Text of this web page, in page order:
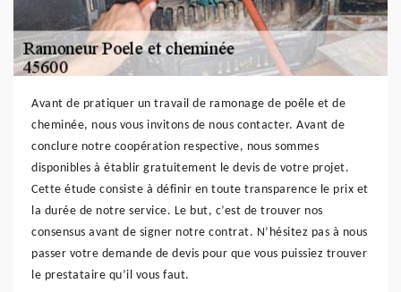
Avant de pratiquer un travail de ramonage de poêle et de
cheminée, nous vous invitons de nous contacter. Avant de
conclure notre coopération respective, nous sommes
disponibles à établir gratuitement le devis de votre projet.
Cette étude consiste à définir en toute transparence le prix et
la durée de notre service. Le but, c’est de trouver nos
consensus avant de signer notre contrat. N’hésitez pas à nous
passer votre demande de devis pour que vous puissiez trouver
le prestataire qu’il vous faut.